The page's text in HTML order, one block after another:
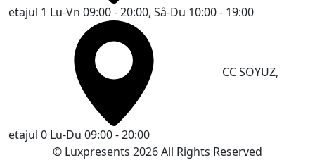
etajul 1 Lu-Vn 09:00 - 20:00, Sâ-Du 10:00 - 19:00
CC SOYUZ,
etajul 0 Lu-Du 09:00 - 20:00
© Luxpresents 2026 All Rights Reserved